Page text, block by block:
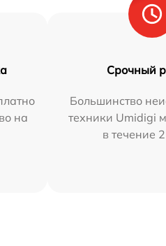
на
Срочный
Большинство
техники Umidigi
в течение